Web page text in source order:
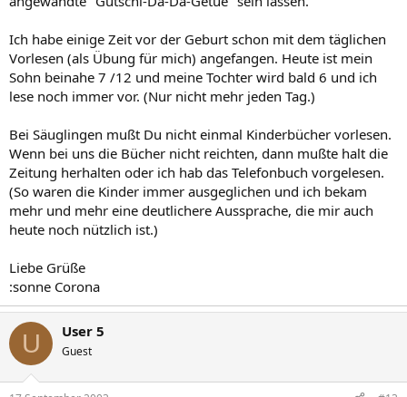
Ich habe einige Zeit vor der Geburt schon mit dem täglichen
Vorlesen (als Übung für mich) angefangen. Heute ist mein
Sohn beinahe 7 /12 und meine Tochter wird bald 6 und ich
lese noch immer vor. (Nur nicht mehr jeden Tag.)
Bei Säuglingen mußt Du nicht einmal Kinderbücher vorlesen.
Wenn bei uns die Bücher nicht reichten, dann mußte halt die
Zeitung herhalten oder ich hab das Telefonbuch vorgelesen.
(So waren die Kinder immer ausgeglichen und ich bekam
mehr und mehr eine deutlichere Aussprache, die mir auch
heute noch nützlich ist.)
Liebe Grüße
:sonne Corona
U User 5
Guest